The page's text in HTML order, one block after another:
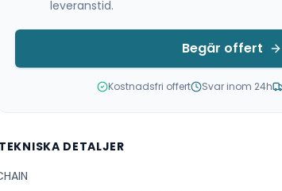
leveranstid.
Begär offert
Kostnadsfri offert Svar inom 24h
TEKNISKA DETALJER